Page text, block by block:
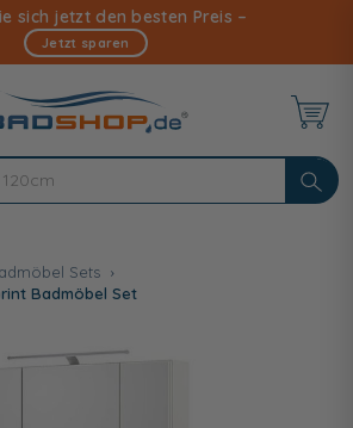
sich jetzt den besten Preis –
Jetzt sparen
Sets
Badmöbel Set